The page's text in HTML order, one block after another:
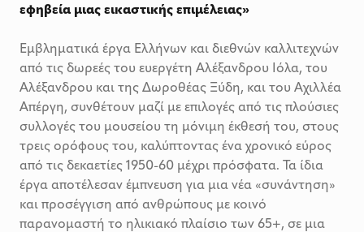
εφηβεία μιας εικαστικής επιμέλειας»
Εμβληματικά έργα Ελλήνων και διεθνών καλλιτεχνών
από τις δωρεές του ευεργέτη Αλέξανδρου Ιόλα, του
Αλέξανδρου και της Δωροθέας Ξύδη, και του Αχιλλέα
Απέργη, συνθέτουν μαζί με επιλογές από τις πλούσιες
συλλογές του μουσείου τη μόνιμη έκθεσή του, στους
τρεις ορόφους του, καλύπτοντας ένα χρονικό εύρος
από τις δεκαετίες 1950-60 μέχρι πρόσφατα. Τα ίδια
έργα αποτέλεσαν έμπνευση για μια νέα «συνάντηση»
και προσέγγιση από ανθρώπους με κοινό
παρανομαστή το ηλικιακό πλαίσιο των 65+, σε μια